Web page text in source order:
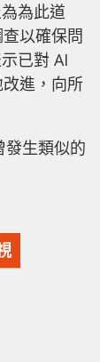
為此道
以確保問
已對 AI
進，向所
生類似的